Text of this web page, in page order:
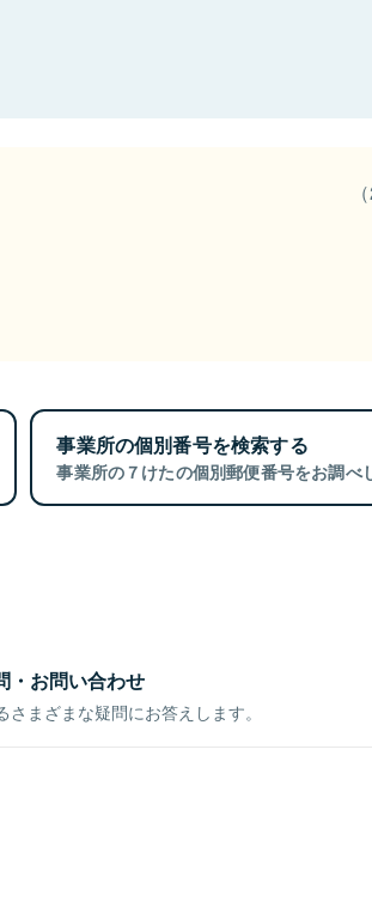
事業所の個別番号を検索する
事業所の７けたの個別郵便番号をお調べ
・お問い合わせ
さまざまな疑問にお答えします。